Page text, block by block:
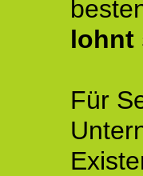
lohnt
Für